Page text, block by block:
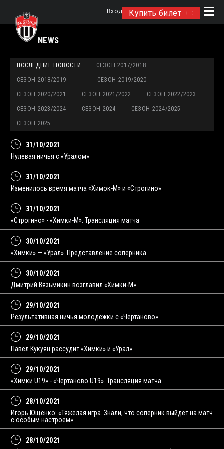
Купить билет
Вход
NEWS
ПОСЛЕДНИЕ НОВОСТИ СЕЗОН 2017/2018
СЕЗОН 2018/2019 СЕЗОН 2019/2020
СЕЗОН 2020/2021 СЕЗОН 2021/2022 СЕЗОН 2022/2023
СЕЗОН 2023/2024 СЕЗОН 2024 СЕЗОН 2024/2025
СЕЗОН 2025
31/10/2021
Нулевая ничья с «Уралом»
31/10/2021
Изменилось время матча «Химок-М» и «Строгино»
31/10/2021
«Строгино» - «Химки-М». Трансляция матча
30/10/2021
«Химки» — «Урал». Представление соперника
30/10/2021
Дмитрий Вязьмикин возглавил «Химки-М»
29/10/2021
Результативная ничья молодежки с «Чертаново»
29/10/2021
Павел Кукуян рассудит «Химки» и «Урал»
29/10/2021
«Химки U19» - «Чертаново U19». Трансляция матча
28/10/2021
Игорь Ющенко: «Тяжелая игра. Знали, что соперник выйдет на матч
с особым настроем»
28/10/2021